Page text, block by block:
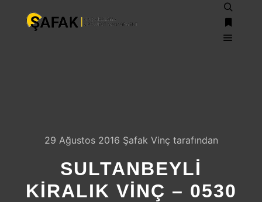
Daha
29 Ağustos 2016 Şafak Vinç tarafından
SULTANBEYLI
KIRALIK VINÇ – 0530